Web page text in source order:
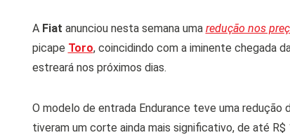
A Fiat anunciou nesta semana uma redução nos
picape Toro, coincidindo com a iminente chegada
estreará nos próximos dias.
O modelo de entrada Endurance teve uma redução
tiveram um corte ainda mais significativo, de até